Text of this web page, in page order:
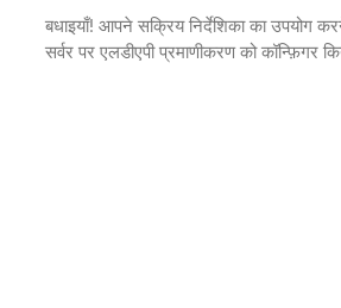
बधाइयाँ! आपने सक्रिय निर्देशिका का उपयोग
सर्वर पर एलडीएपी प्रमाणीकरण को कॉन्फ़िगर